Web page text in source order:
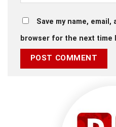
Save my name,
browser for the next time